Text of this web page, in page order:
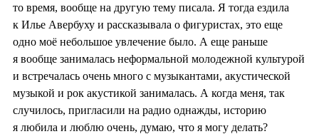
то время, вообще на другую тему писала. Я тогда ездила
к Илье Авербуху и рассказывала о фигуристах, это еще
одно моё небольшое увлечение было. А еще раньше
я вообще занималась неформальной молодежной культурой
и встречалась очень много с музыкантами, акустической
музыкой и рок акустикой занималась. А когда меня, так
случилось, пригласили на радио однажды, историю
я любила и люблю очень, думаю, что я могу делать?